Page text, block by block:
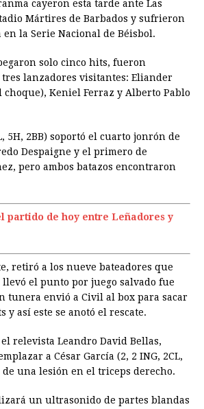
cayeron esta tarde ante Las
Mártires de Barbados y sufrieron
la Serie Nacional de Béisbol.
solo cinco hits, fueron
lanzadores visitantes: Eliander
choque), Keniel Ferraz y Alberto Pablo
5H, 2BB) soportó el cuarto jonrón de
Despaigne y el primero de
pero ambos batazos encontraron
partido de hoy entre Leñadores y
retiró a los nueve bateadores que
el punto por juego salvado fue
tunera envió a Civil al box para sacar
y así este se anotó el rescate.
relevista Leandro David Bellas,
a César García (2, 2 ING, 2CL,
de una lesión en el triceps derecho.
un ultrasonido de partes blandas